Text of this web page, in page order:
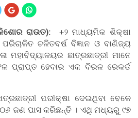
ରାଉତ): +୨ ମାଧ୍ୟମିକ ଶିକ୍ଷା
ଚଳିତବର୍ଷ ବିଜ୍ଞାନ ଓ ବାଣିଜ୍ୟ
ମହାବିଦ୍ୟାଳୟର ଛାତ୍ରଛାତ୍ରୀ ମାନେ
ପ୍ରାପ୍ତ ହେବାର ଏକ ବିରଳ ରେକର୍ଡ
ପରୀକ୍ଷା ଦେଇଥିବା ବେଳେ
ଜଣ ପାସ କରିଛନ୍ତି । ଏଥି ମଧ୍ୟରୁ ୯୭